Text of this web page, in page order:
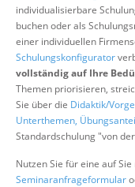
Über
Suche
individualisierbare
buchen oder als
einer individuellen
Schulungskonfigurator
vollständig auf Ihre
Themen priorisieren,
Sie über die Didaktik/
Unterthemen,
Standardschulung "von
Nutzen Sie für eine auf
Seminaranfrageformular